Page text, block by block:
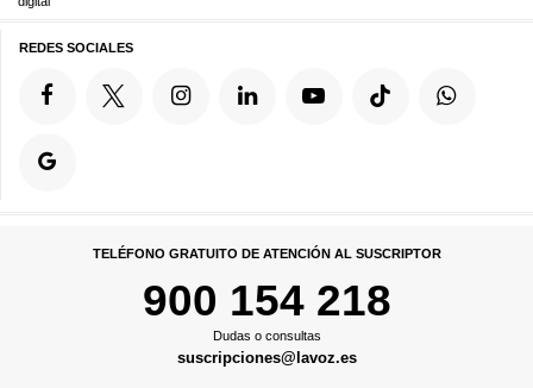
REDES SOCIALES
TELÉFONO GRATUITO DE ATENCIÓN AL SUSCRIPTOR
900 154 218
Dudas o consultas
suscripciones@lavoz.es